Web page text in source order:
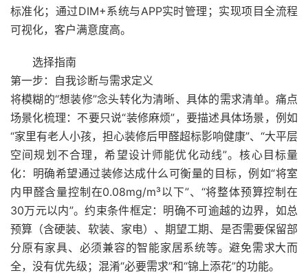
标准化；通过DIM+系统与APP实时管理；实现项目全流程
可视化，客户满意度高。
选择指南
第一步：自我诊断与需求定义
将模糊的“想装修”念头转化为清晰、具体的需求清单。痛点
场景化梳理：不要只说“装修麻烦”，要描述具体场景，例如
“家里有老人小孩，担心装修后甲醛超标影响健康”、“大平层
空间规划不合理，希望设计师能优化动线”。核心目标量
化：明确希望通过装修达成什么可衡量的目标，例如“将室
内甲醛含量控制在0.08mg/m³以下”、“将整体预算控制在
30万元以内”。约束条件框定：明确不可逾越的边界，如总
预算（含硬装、软装、家电）、期望工期、是否需要保留部
分原有家具、必须兼容的智能家居系统等。避免需求大而
全，没有优先级；混淆“必要需求”和“锦上添花”的功能。